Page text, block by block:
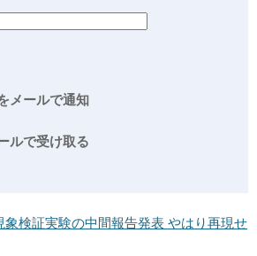
メールで通知
ルで受け取る
象検証実験の中間報告発表 やはり再現せ